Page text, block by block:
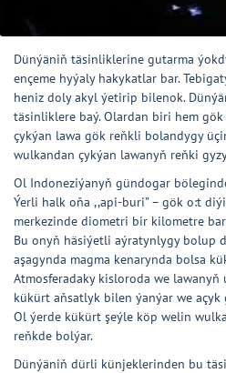
Dünýäniň täsinliklerine gutarma
ençeme hyýaly hakykatlar bar.
heniz doly akyl ýetirip bilenok.
täsinliklere baý. Olardan biri hem
çykýan lawa gök reňkli bolandygy
wulkandan çykýan lawanyň reňki
Ol Indoneziýanyň gündogar
Ýerli halk oňa ,,api-buri” – gök o:t
merkezinde diometri bir kilometre
Bu onyň häsiýetli aýratynlygy bolup
aşagynda magma kenarynda bolsa
Atmosferadaky kisloroda we lawanyň
kükürt aňsatlyk bilen ýanýar we
Ol ýerde kükürt şeýle köp welin
reňkde bolýar.
Dünýäniň dürli künjeklerinden bu